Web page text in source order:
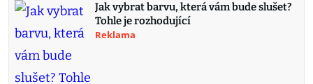
Jak vybrat barvu, která vám bude slušet?
Tohle je rozhodující
Reklama